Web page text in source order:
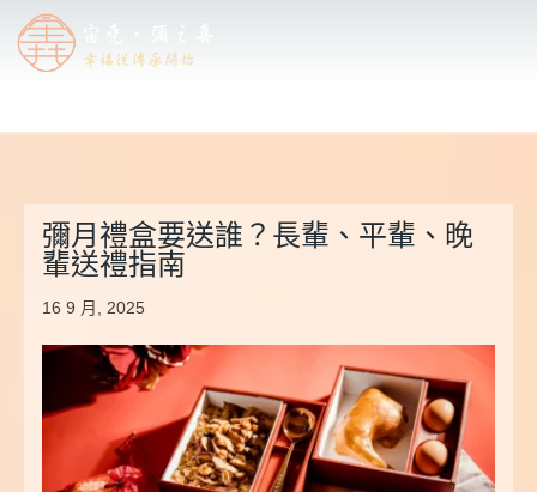
彌月禮盒要送誰？長輩、平輩、晚
輩送禮指南
16 9 月, 2025